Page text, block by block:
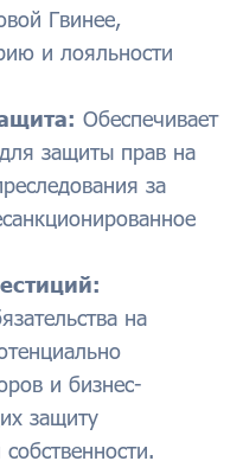
Гвинее,
и лояльности
Обеспечивает
защиты прав на
за
на
и бизнес-
защиту